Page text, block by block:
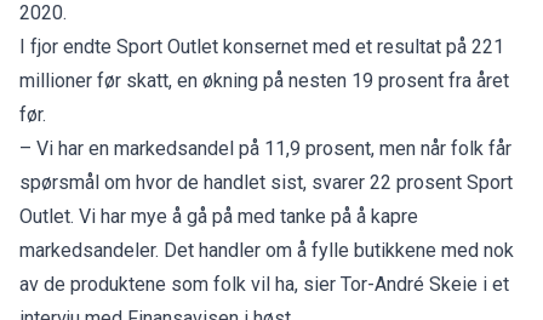
2020.
I fjor endte Sport Outlet konsernet med et resultat på 221
millioner før skatt, en økning på nesten 19 prosent fra året
før.
– Vi har en markedsandel på 11,9 prosent, men når folk får
spørsmål om hvor de handlet sist, svarer 22 prosent Sport
Outlet. Vi har mye å gå på med tanke på å kapre
markedsandeler. Det handler om å fylle butikkene med nok
av de produktene som folk vil ha, sier Tor-André Skeie i et